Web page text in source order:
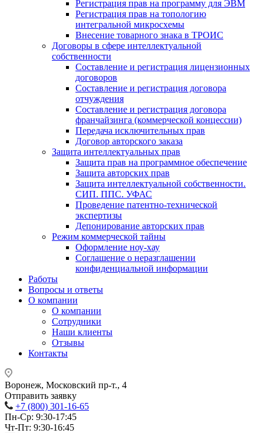
Регистрация прав на программу для ЭВМ
Регистрация прав на топологию
интегральной микросхемы
Внесение товарного знака в ТРОИС
Договоры в сфере интеллектуальной
собственности
Составление и регистрация лицензионных
договоров
Составление и регистрация договора
отчуждения
Составление и регистрация договора
франчайзинга (коммерческой концессии)
Передача исключительных прав
Договор авторского заказа
Защита интеллектуальных прав
Защита прав на программное обеспечение
Защита авторских прав
Защита интеллектуальной собственности.
СИП. ППС. УФАС
Проведение патентно-технической
экспертизы
Депонирование авторских прав
Режим коммерческой тайны
Оформление ноу-хау
Соглашение о неразглашении
конфиденциальной информации
Работы
Вопросы и ответы
О компании
О компании
Сотрудники
Наши клиенты
Отзывы
Контакты
Воронеж, Московский пр-т., 4
Отправить заявку
+7 (800) 301-16-65
Пн-Ср: 9:30-17:45
Чт-Пт: 9:30-16:45